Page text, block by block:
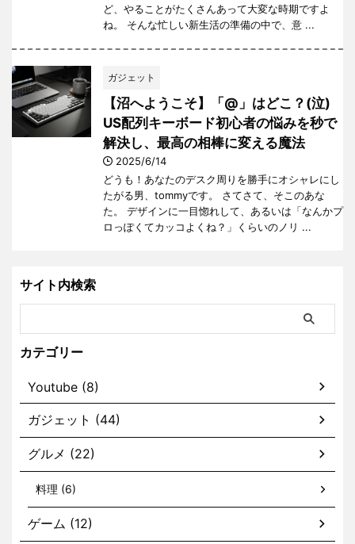
ど、やることがたくさんあって大変な時期ですよ
ね。 そんな忙しい新生活の準備の中で、意 ...
ガジェット
【沼へようこそ】「@」はどこ？(泣)
US配列キーボード初心者の悩みを秒で
解決し、最高の相棒に変える魔法
2025/6/14
どうも！あなたのデスク周りを勝手にオシャレにし
たがる男、tommyです。 さてさて、そこのあな
た。 デザインに一目惚れして、あるいは「なんかプ
ロっぽくてカッコよくね？」くらいのノリ ...
サイト内検索
カテゴリー
Youtube (8)
ガジェット (44)
グルメ (22)
料理 (6)
ゲーム (12)